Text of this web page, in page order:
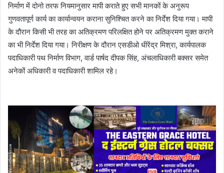
निर्माण में दोनो तरफ नियमानुसार मापी कराते हुए सभी मानकों के अनुरूप
गुणवतापूर्ण कार्य का कार्यान्वयन कराना सुनिश्चित करने का निर्देश दिया गया। मापी
के दौरान किसी भी तरह का अतिक्रमण परिलक्षित होने पर अतिक्रमण मुक्त कराने
का भी निर्देश दिया गया। निरीक्षण के दौरान एसडीओ धीरेंद्र मिश्रा, कार्यपालक
पदाधिकारी पथ निर्माण विभाग, वार्ड पार्षद दीपक सिंह, अंचलाधिकारी बक्सर समेत
अनेकों अधिकारी व पदाधिकारी शामिल रहे।